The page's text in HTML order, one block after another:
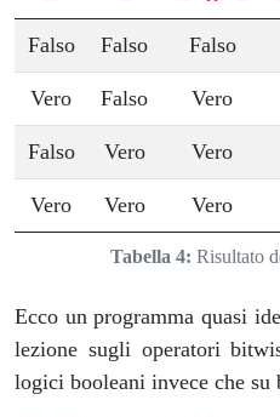
Falso Falso Falso
Vero Falso Vero
Falso Vero Vero
Vero Vero Vero
Tabella 4: Risultato
Ecco un programma quasi
lezione sugli operatori
logici booleani invece che su